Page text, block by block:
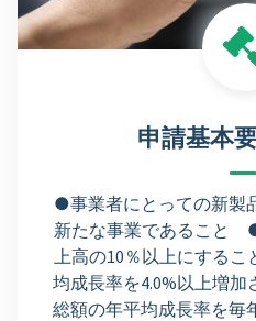
申請基本
●事業者にとっての新製
新たな事業であること
上高の10％以上にする
均成長率を4.0%以上増
総額の年平均成長率を毎